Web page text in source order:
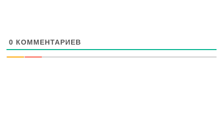
0 КОММЕНТАРИЕВ